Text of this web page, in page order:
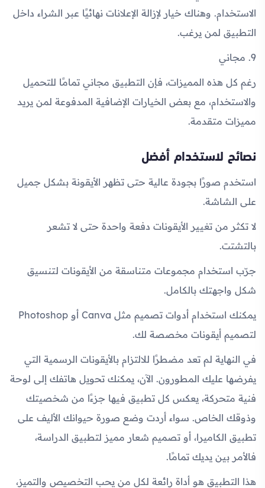
الاستخدام. وهناك خيار لإزالة الإعلانات نهائيًا عبر الشراء داخل
التطبيق لمن يرغب.
9. مجاني
رغم كل هذه المميزات، فإن التطبيق مجاني تمامًا للتحميل
والاستخدام، مع بعض الخيارات الإضافية المدفوعة لمن يريد
مميزات متقدمة.
نصائح لاستخدام أفضل
استخدم صورًا بجودة عالية حتى تظهر الأيقونة بشكل جميل
على الشاشة.
لا تكثر من تغيير الأيقونات دفعة واحدة حتى لا تشعر
بالتشتت.
جرّب استخدام مجموعات متناسقة من الأيقونات لتنسيق
شكل واجهتك بالكامل.
يمكنك استخدام أدوات تصميم مثل Canva أو Photoshop
لتصميم أيقونات مخصصة لك.
في النهاية لم تعد مضطرًا للالتزام بالأيقونات الرسمية التي
يفرضها عليك المطورون. الآن، يمكنك تحويل هاتفك إلى لوحة
فنية متحركة، يعكس كل تطبيق فيها جزءًا من شخصيتك
وذوقك الخاص. سواء أردت وضع صورة حيوانك الأليف على
تطبيق الكاميرا، أو تصميم شعار مميز لتطبيق الدراسة،
فالأمر بين يديك تمامًا.
هذا التطبيق هو أداة رائعة لكل من يحب التخصيص والتميز،